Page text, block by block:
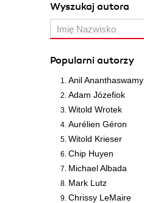
Wyszukaj autora
Popularni autorzy
Anil Ananthaswamy
Adam Józefiok
Witold Wrotek
Aurélien Géron
Witold Krieser
Chip Huyen
Michael Albada
Mark Lutz
Chrissy LeMaire